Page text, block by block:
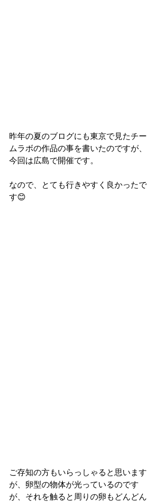
昨年の夏のブログにも東京で見たチー
ムラボの作品の事を書いたのですが、
今回は広島で開催です。
なので、とても行きやすく良かったで
す😊
ご存知の方もいらっしゃると思います
が、卵型の物体が光っているのです
が、それを触ると周りの卵もどんどん